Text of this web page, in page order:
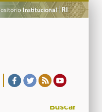
Buscar